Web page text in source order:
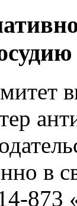
в
873